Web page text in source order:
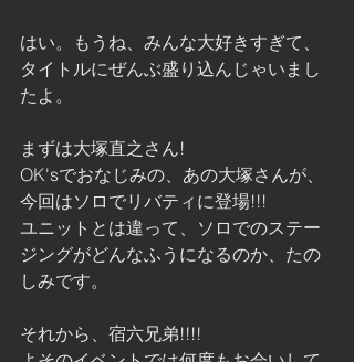
はい。もうね、みんな大好きすぎて、
タイトルにぜんぶ盛り込んじゃいまし
たよ。
まずは大塚直之さん!
OK'sでおなじみの、あの大塚さんが、
今回はソロでリバティに登場!!!
ユニットとは違って、ソロでのステー
ジングがどんなふうになるのか、たの
しみです。
それから、宿六兄弟!!!!